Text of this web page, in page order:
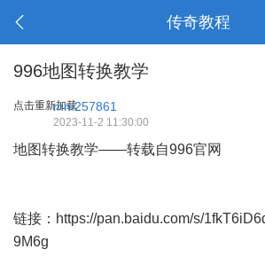
传奇教程
996地图转换教学
点击重新加载mm257861
2023-11-2 11:30:00
地图转换教学——转载自996官网
链接： https://pan.baidu.com/s/
9M6g